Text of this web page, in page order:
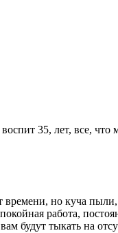
35, лет, все,
но куча
работа,
будут тыкать на